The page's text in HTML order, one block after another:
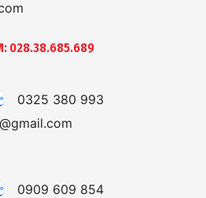
028.38.685.689
0325 380 993
0909 609 854